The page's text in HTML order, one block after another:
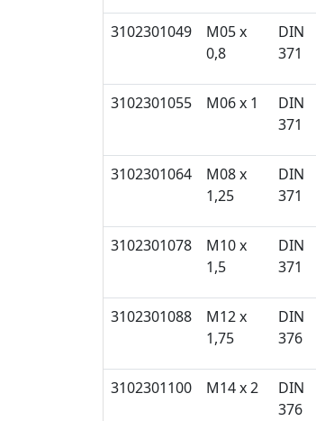
3102301049
M05 x
0,8
DIN
371
3102301055 M06 x 1
DIN
371
3102301064
M08 x
1,25
DIN
371
3102301078
M10 x
1,5
DIN
371
3102301088
M12 x
1,75
DIN
376
3102301100 M14 x 2
DIN
376